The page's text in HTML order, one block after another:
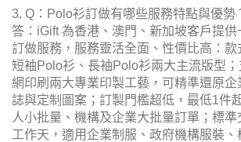
3. Q：Polo衫訂做有哪些服務特點與優勢
答：iGift 為香港、澳門、新加坡客戶提
訂做服務，服務靈活全面、性價比高：款
短袖Polo衫、長袖Polo衫兩大主流版型
網印刷兩大專業印製工藝，可精準還原企
誌與定制圖案；訂製門檻超低，最低1件
人小批量、機構及企業大批量訂單；標準
工作天，適用企業制服、政府機構服裝